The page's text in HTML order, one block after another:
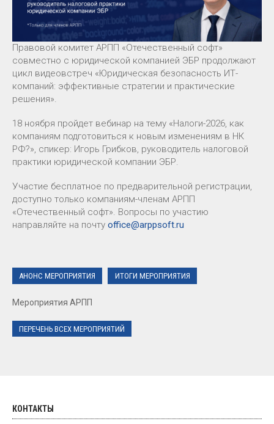
Правовой комитет АРПП «Отечественный софт»
совместно с юридической компанией ЭБР продолжают
цикл видеовстреч «Юридическая безопасность ИТ-
компаний: эффективные стратегии и практические
решения».
18 ноября пройдет вебинар на тему «Налоги-2026, как
компаниям подготовиться к новым изменениям в НК
РФ?», спикер: Игорь Грибков, руководитель налоговой
практики юридической компании ЭБР.
Участие бесплатное по предварительной регистрации,
доступно только компаниям-членам АРПП
«Отечественный софт». Вопросы по участию
направляйте на почту office@arppsoft.ru
АНОНС МЕРОПРИЯТИЯ ИТОГИ МЕРОПРИЯТИЯ
Мероприятия АРПП
ПЕРЕЧЕНЬ ВСЕХ МЕРОПРИЯТИЙ
КОНТАКТЫ